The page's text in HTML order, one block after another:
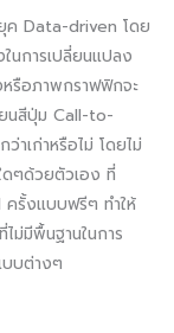
ค Data-driven โดย
นการเปลี่ยนแปลง
หรือภาพกราฟฟิกจะ
นสีปุ่ม Call-to-
าเก่าหรือไม่ โดยไม่
ดๆด้วยตัวเอง ที่
ครั้งแบบฟรีๆ ทำให้
ม่มีพื้นฐานในการ
บบต่างๆ